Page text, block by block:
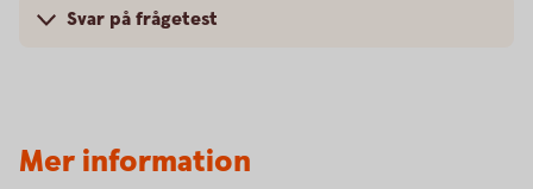
Svar på frågetest
Mer information